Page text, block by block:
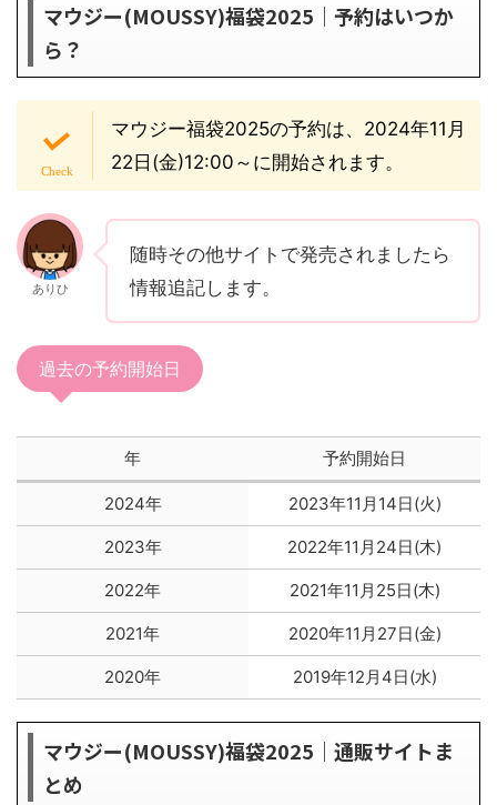
マウジー(MOUSSY)福袋2025｜予約はいつか
ら？
マウジー福袋2025の予約は、2024年11月
22日(金)12:00～に開始されます。
ありひ
随時その他サイトで発売されましたら
情報追記します。
過去の予約開始日
年 予約開始日
2024年 2023年11月14日(火)
2023年 2022年11月24日(木)
2022年 2021年11月25日(木)
2021年 2020年11月27日(金)
2020年 2019年12月4日(水)
マウジー(MOUSSY)福袋2025｜通販サイトま
とめ